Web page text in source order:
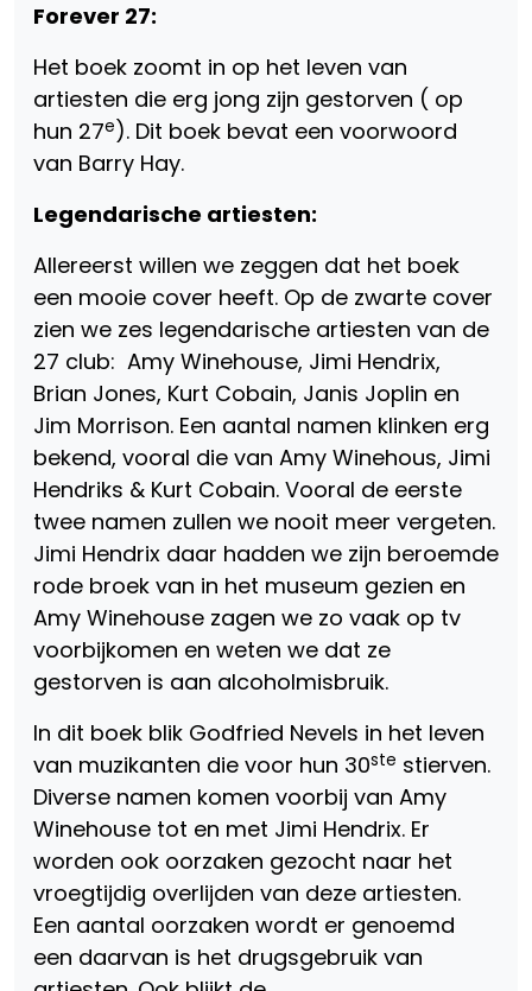
Forever 27:
Het boek zoomt in op het leven van
artiesten die erg jong zijn gestorven ( op
hun 27e). Dit boek bevat een voorwoord
van Barry Hay.
Legendarische artiesten:
Allereerst willen we zeggen dat het boek
een mooie cover heeft. Op de zwarte cover
zien we zes legendarische artiesten van de
27 club: Amy Winehouse, Jimi Hendrix,
Brian Jones, Kurt Cobain, Janis Joplin en
Jim Morrison. Een aantal namen klinken erg
bekend, vooral die van Amy Winehous, Jimi
Hendriks & Kurt Cobain. Vooral de eerste
twee namen zullen we nooit meer vergeten.
Jimi Hendrix daar hadden we zijn beroemde
rode broek van in het museum gezien en
Amy Winehouse zagen we zo vaak op tv
voorbijkomen en weten we dat ze
gestorven is aan alcoholmisbruik.
In dit boek blik Godfried Nevels in het leven
van muzikanten die voor hun 30ste stierven.
Diverse namen komen voorbij van Amy
Winehouse tot en met Jimi Hendrix. Er
worden ook oorzaken gezocht naar het
vroegtijdig overlijden van deze artiesten.
Een aantal oorzaken wordt er genoemd
een daarvan is het drugsgebruik van